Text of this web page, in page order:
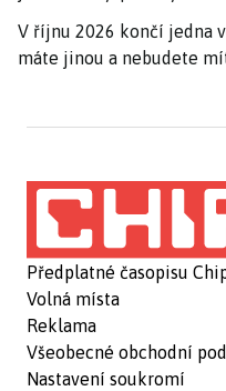
V říjnu 2026 končí jedna
máte jinou a nebudete
Předplatné časopisu
Volná místa
Reklama
Všeobecné obchodní
Nastavení soukromí